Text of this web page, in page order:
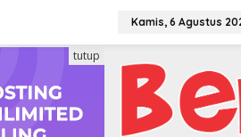
Kamis, 6 Agustus
tutup